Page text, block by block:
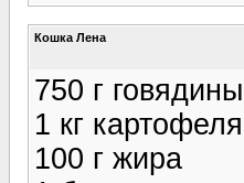
Кошка Лена
750 г говядины
1 кг картофеля
100 г жира